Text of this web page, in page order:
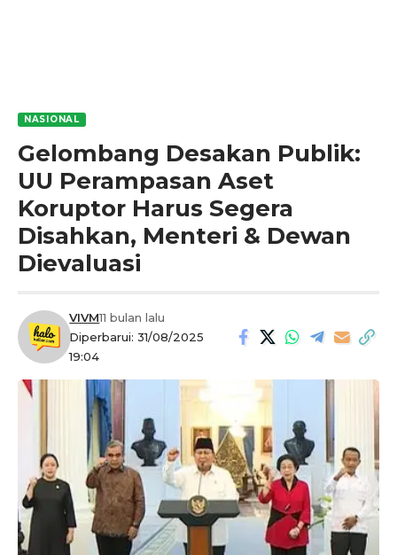
NASIONAL
Gelombang Desakan Publik:
UU Perampasan Aset
Koruptor Harus Segera
Disahkan, Menteri & Dewan
Dievaluasi
Diperbarui: 31/08/2025
19:04
VIVM11 bulan lalu